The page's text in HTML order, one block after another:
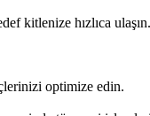
kitlenize hızlıca ulaşın.
optimize edin.